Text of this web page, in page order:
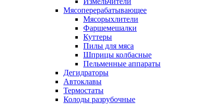
Мясоперерабатывающее
Мясорыхлители
Фаршемешалки
Куттеры
Пилы для мяса
Шприцы колбасные
Пельменные аппараты
Дегидраторы
Автоклавы
Термостаты
Колоды разрубочные